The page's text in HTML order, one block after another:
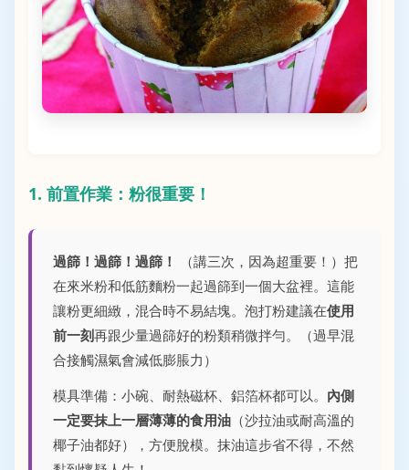
1. 前置作業：粉很重要！
過篩！過篩！過篩！
（講三次，因為超重要！）把
在來米粉和低筋麵粉一起過篩到一個大盆裡。這能
讓粉更細緻，混合時不易結塊。泡打粉建議在使用
前一刻再跟少量過篩好的粉類稍微拌勻。（過早混
合接觸濕氣會減低膨脹力）
模具準備：小碗、耐熱磁杯、鋁箔杯都可以。 內側
一定要抹上一層薄薄的食用油（沙拉油或耐高溫的
椰子油都好），方便脫模。抹油這步省不得，不然